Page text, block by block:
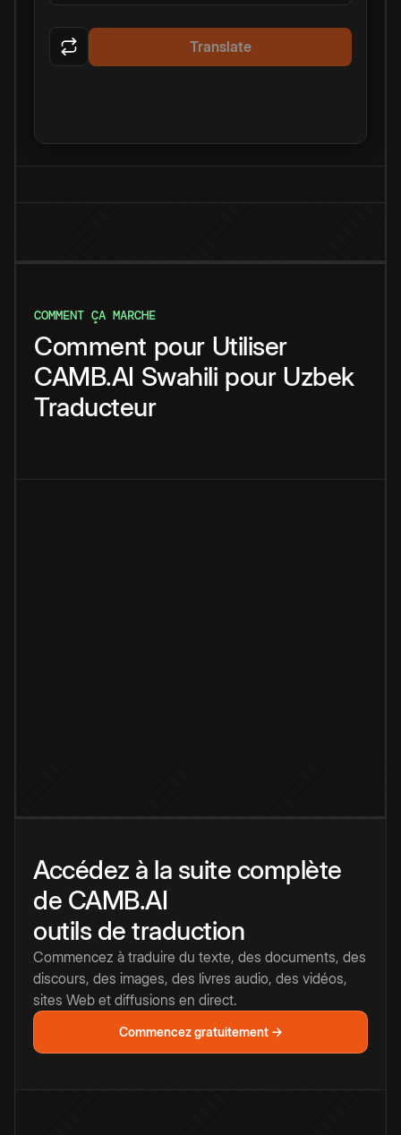
Translate
COMMENT ÇA MARCHE
Comment pour Utiliser
CAMB.AI Swahili pour Uzbek
Traducteur
Accédez à la suite complète
de CAMB.AI
outils de traduction
Commencez à traduire du texte, des documents, des
discours, des images, des livres audio, des vidéos,
sites Web et diffusions en direct.
Commencez gratuitement →